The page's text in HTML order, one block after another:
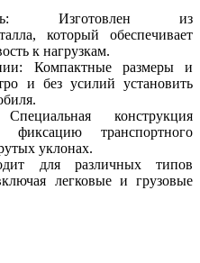
Изготовлен из
который обеспечивает
к нагрузкам.
Компактные размеры и
и без усилий установить
конструкция
фиксацию транспортного
уклонах.
для различных типов
легковые и грузовые